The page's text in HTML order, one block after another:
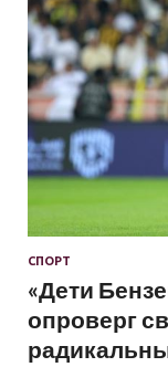
СПОРТ
«Дети
опроверг